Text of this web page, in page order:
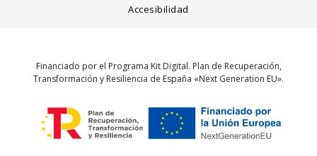
Accesibilidad
Financiado por el Programa Kit Digital. Plan de Recuperación,
Transformación y Resiliencia de España «Next Generation EU».